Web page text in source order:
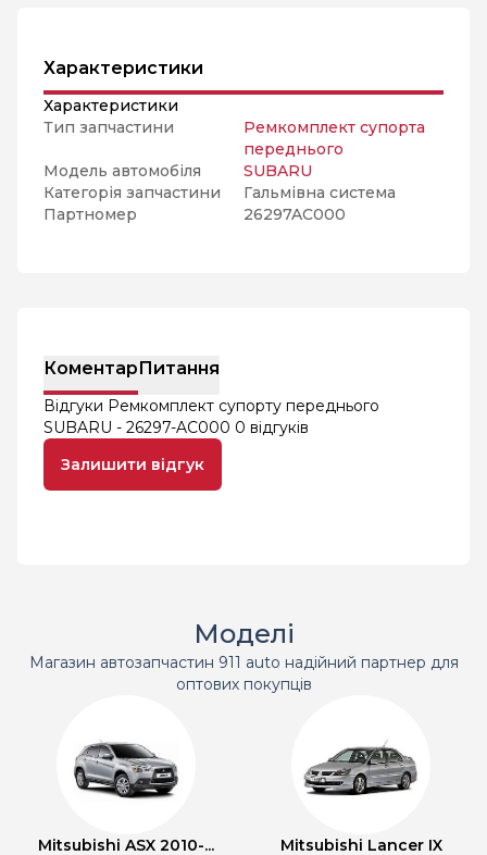
Характеристики
Характеристики
Тип запчастини
Ремкомплект супорта
переднього
Модель автомобіля
SUBARU
Категорія запчастини
Гальмівна система
Партномер
26297AC000
КоментарПитання
Відгуки Ремкомплект супорту переднього
SUBARU - 26297-AC000 0 відгуків
Залишити відгук
Моделі
Магазин автозапчастин 911 auto надійний партнер для
оптових покупців
Mitsubishi ASX 2010-... Mitsubishi Lancer IX